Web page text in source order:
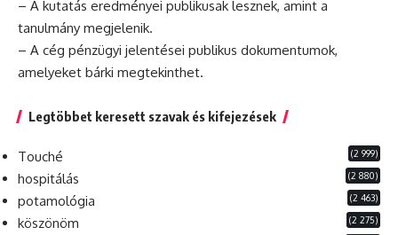
– A kutatás eredményei publikusak lesznek, amint a
tanulmány megjelenik.
– A cég pénzügyi jelentései publikus dokumentumok,
amelyeket bárki megtekinthet.
Legtöbbet keresett szavak és kifejezések
Touché (2 999)
hospitálás (2 880)
potamológia (2 463)
köszönöm (2 275)